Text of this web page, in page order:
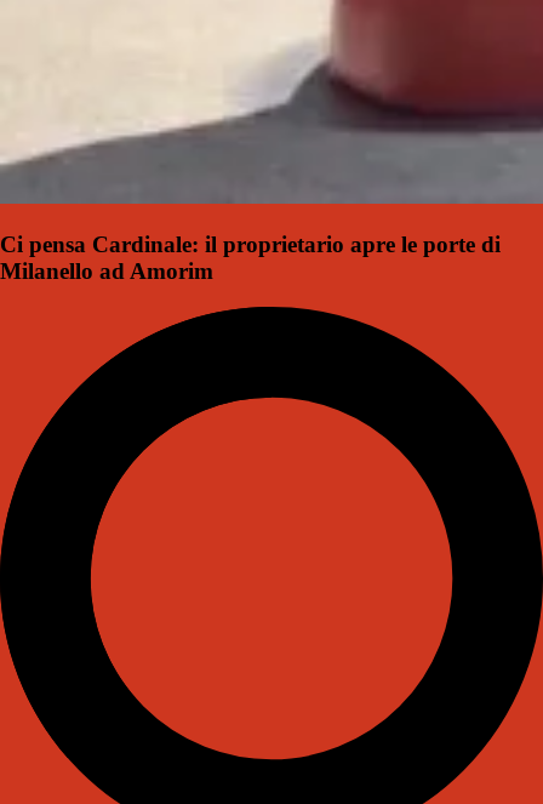
Ci pensa Cardinale: il proprietario apre le porte di
Milanello ad Amorim